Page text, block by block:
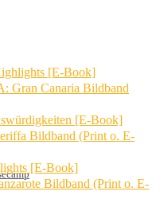
[E-Book]
Gran Canaria Bildband
[E-Book]
Bildband (Print o. E-
[E-Book]
Bildband (Print o. E-